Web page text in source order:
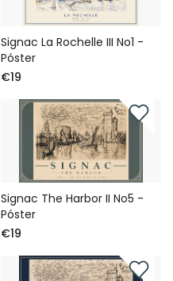
Signac La Rochelle III No1 -
Póster
€19
Signac The Harbor II No5 -
Póster
€19